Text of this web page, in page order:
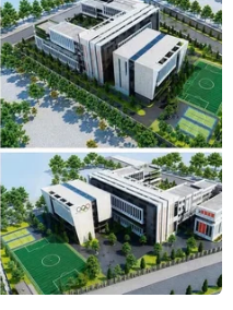
sàng
đấu
hai cặp